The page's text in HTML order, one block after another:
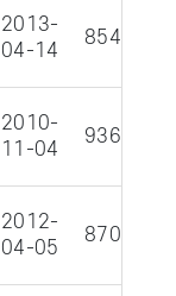
2013-
04-14
8545
2010-
11-04
9365
2012-
04-05
8707